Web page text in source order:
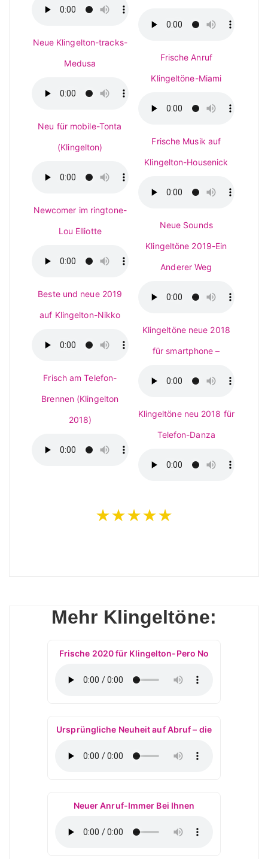
Neue Klingelton-tracks-
Medusa
Neu für mobile-Tonta
(Klingelton)
Newcomer im ringtone-
Lou Elliotte
Beste und neue 2019
auf Klingelton-Nikko
Frisch am Telefon-
Brennen (Klingelton
2018)
Frische Anruf
Klingeltöne-Miami
Frische Musik auf
Klingelton-Housenick
Neue Sounds
Klingeltöne 2019-Ein
Anderer Weg
Klingeltöne neue 2018
für smartphone –
Klingeltöne neu 2018 für
Telefon-Danza
★★★★★
Mehr Klingeltöne:
Frische 2020 für Klingelton-Pero No
Ursprüngliche Neuheit auf Abruf – die
Neuer Anruf-Immer Bei Ihnen